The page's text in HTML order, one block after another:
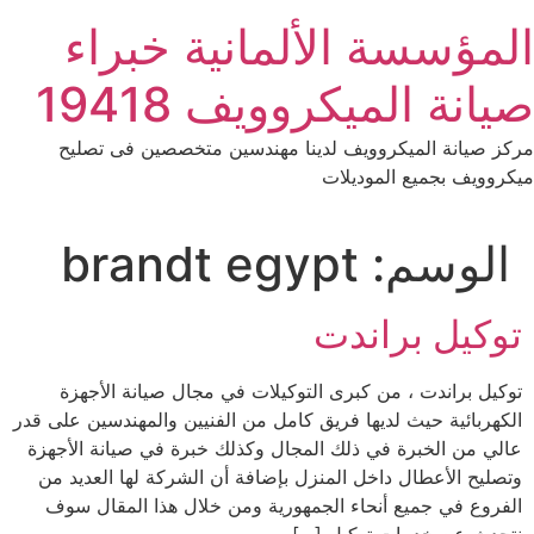
content
المؤسسة الألمانية خبراء
صيانة الميكروويف 19418
مركز صيانة الميكروويف لدينا مهندسين متخصصين فى تصليح
ميكروويف بجميع الموديلات
الوسم: brandt egypt
توكيل براندت
توكيل براندت ، من كبرى التوكيلات في مجال صيانة الأجهزة
الكهربائية حيث لديها فريق كامل من الفنيين والمهندسين على قدر
عالي من الخبرة في ذلك المجال وكذلك خبرة في صيانة الأجهزة
وتصليح الأعطال داخل المنزل بإضافة أن الشركة لها العديد من
الفروع في جميع أنحاء الجمهورية ومن خلال هذا المقال سوف